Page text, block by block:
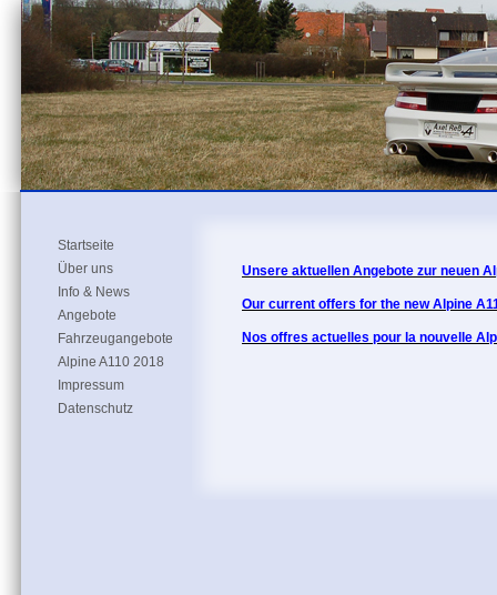
Startseite
Über uns
Info & News
Angebote
Fahrzeugangebote
Alpine A110 2018
Impressum
Datenschutz
Unsere aktuellen Angebote zur neuen
Our current offers for the new Alpine
Nos offres actuelles pour la nouvelle